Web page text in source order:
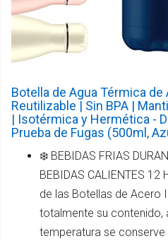
Botella de Agua Térmica
Reutilizable | Sin BPA |
| Isotérmica y Hermética -
Prueba de Fugas (500ml,
❄️ BEBIDAS FRIAS
BEBIDAS CALIENTES 12
de las Botellas de Acero
totalmente su contenido,
temperatura se